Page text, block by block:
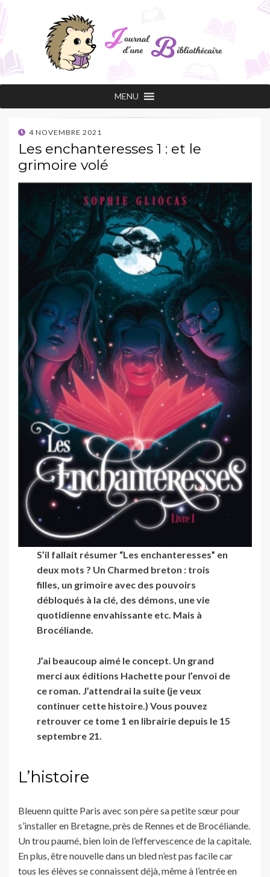
Journal d'une
bibliothécaire
Les conseils de lecture d'une professionnelle
passionnée !
MENU
POSTED
ON
4 NOVEMBRE 2021
Les enchanteresses 1 : et le
grimoire volé
S’il fallait résumer “Les enchanteresses” en
deux mots ? Un Charmed breton : trois
filles, un grimoire avec des pouvoirs
débloqués à la clé, des démons, une vie
quotidienne envahissante etc. Mais à
Brocéliande.
J’ai beaucoup aimé le concept. Un grand
merci aux éditions Hachette pour l’envoi de
ce roman. J’attendrai la suite (je veux
continuer cette histoire.) Vous pouvez
retrouver ce tome 1 en librairie depuis le 15
septembre 21.
L’histoire
Bleuenn quitte Paris avec son père sa petite sœur pour
s’installer en Bretagne, près de Rennes et de Brocéliande.
Un trou paumé, bien loin de l’effervescence de la capitale.
En plus, être nouvelle dans un bled n’est pas facile car
tous les élèves se connaissent déjà, même à l’entrée en